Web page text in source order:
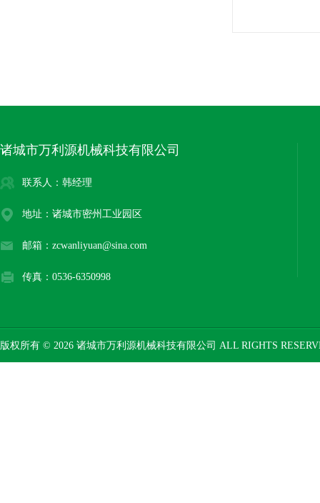
诸城市万利源机械科技有限公司
联系人：韩经理
地址：诸城市密州工业园区
邮箱：zcwanliyuan@sina.com
传真：0536-6350998
版权所有 © 2026 诸城市万利源机械科技有限公司 ALL RIGHTS